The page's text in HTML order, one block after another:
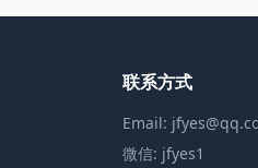
联系方式
Email:
微信: jfyes1